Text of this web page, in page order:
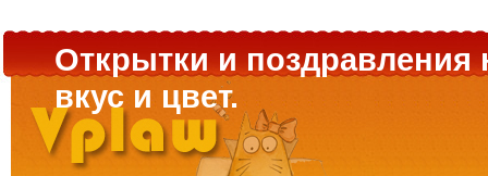
Открытки и поздравления
вкус и цвет.